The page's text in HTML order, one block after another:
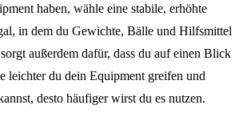
haben, wähle eine stabile, erhöhte
in dem du Gewichte, Bälle und Hilfsmittel
außerdem dafür, dass du auf einen Blick
leichter du dein Equipment greifen und
desto häufiger wirst du es nutzen.